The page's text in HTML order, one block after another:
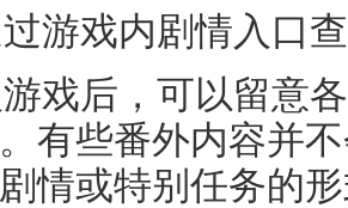
游戏内剧情入口
戏后，可以留意
有些番外内容并
情或特别任务的